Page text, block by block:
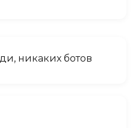
никаких ботов